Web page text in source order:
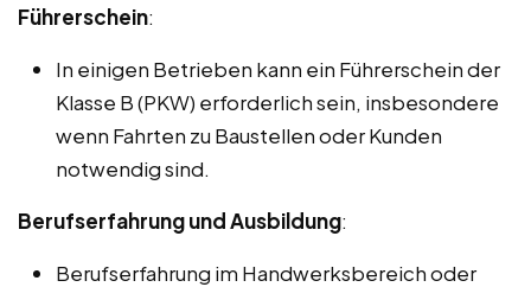
Führerschein:
In einigen Betrieben kann ein Führerschein der
Klasse B (PKW) erforderlich sein, insbesondere
wenn Fahrten zu Baustellen oder Kunden
notwendig sind.
Berufserfahrung und Ausbildung:
Berufserfahrung im Handwerksbereich oder